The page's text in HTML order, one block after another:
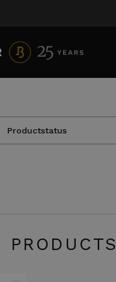
Productstatus
PRODUCTS